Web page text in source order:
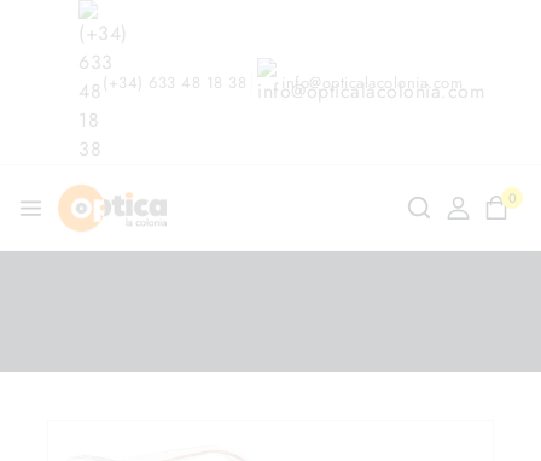
(+34) 633 48 18 38 info@opticalacolonia.com
0